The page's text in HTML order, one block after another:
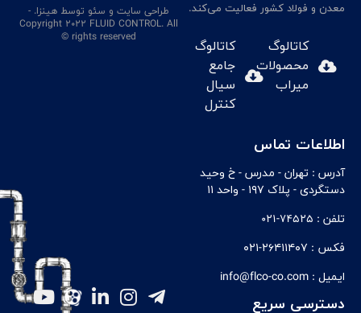
معدن و فولاد کشور فعالیت می‌کند.
کاتالوگ
محصولات
میراب
کاتالوگ
جامع
سیال
کنترل
اطلاعات تماس
آدرس : تهران - مدرس - خ وحيد
دستگردی - پلاک ۱۹۷ - واحد ۱۱
تلفن :
فکس :
ایمیل :
دسترسی سریع
طراحی سایت و سئو توسط هینزا. -
Copyright 2022 FLUID CONTROL. All
rights reserved ©